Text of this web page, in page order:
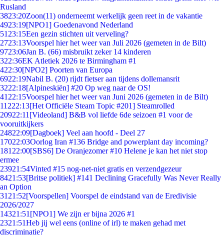
Rusland
3823:20Zoon(11) onderneemt werkelijk geen reet in de vakantie
4923:19[NPO1] Goedenavond Nederland
51 23:15Een gezin stichten uit verveling?
2723:13Voorspel hier het weer van Juli 2026 (gemeten in de Bilt)
9723:06Jan B. (66) misbruikt zeker 14 kinderen
322:36EK Atletiek 2026 te Birmingham #1
422:30[NPO2] Poorten van Europa
6922:19Nabil B. (20) rijdt fietser aan tijdens dollemansrit
3222:18[Alpineskiën] #20 Op weg naar de OS!
41 22:15Voorspel hier het weer van Juni 2026 (gemeten in de Bilt)
11222:13[Het Officiële Steam Topic #201] Steamrolled
20922:11 [Videoland] B&B vol liefde 6de seizoen #1 voor de
vooruitkijkers
24822:09[Dagboek] Veel aan hoofd - Deel 27
17022:03Oorlog Iran #136 Bridge and powerplant day incoming?
181 22:00[SBS6] De Oranjezomer #10 Helene je kan het niet stop
ermee
23921:54Vinted #15 nog-net-niet gratis en verzendgezeur
8421:53[Britse politiek] #141 Declining Gracefully Was Never Really
an Option
31 21:52[Voorspellen] Voorspel de eindstand van de Eredivisie
2026/2027
14321:51 [NPO1] We zijn er bijna 2026 #1
2321:51Heb jij wel eens (online of irl) te maken gehad met
discriminatie?